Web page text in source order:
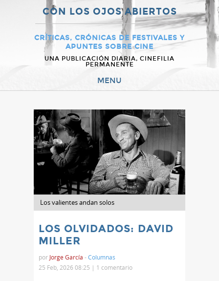
CON LOS OJOS ABIERTOS
CRÍTICAS, CRÓNICAS DE FESTIVALES Y
APUNTES SOBRE CINE
UNA PUBLICACIÓN DIARIA, CINEFILIA
PERMANENTE
MENU
Los valientes andan solos
LOS OLVIDADOS: DAVID
MILLER
por Jorge García -Columnas
25 Feb, 2026 08:25 | 1 comentario